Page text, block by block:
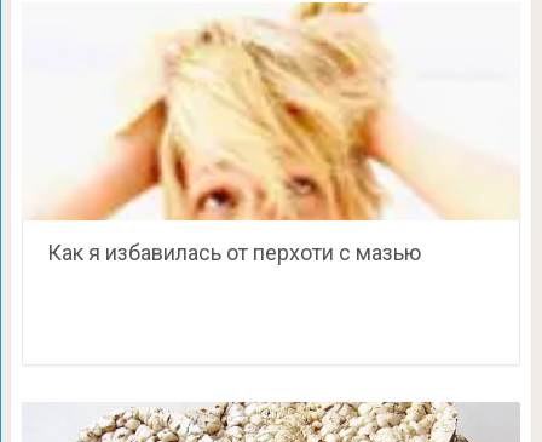
Как я избавилась от перхоти с мазью